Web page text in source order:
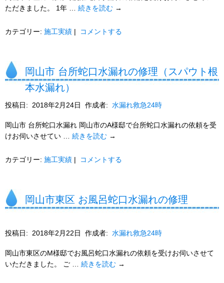
ただきました。 1年 … 続きを読む →
カテゴリー: 施工実績 | コメントする
岡山市 台所蛇口水漏れの修理（スパウト根
本水漏れ）
投稿日: 2018年2月24日 作成者: 水漏れ救急24時
岡山市 台所蛇口水漏れ 岡山市のA様邸で台所蛇口水漏れの依頼を受
けお伺いさせてい … 続きを読む →
カテゴリー: 施工実績 | コメントする
岡山市東区 お風呂蛇口水漏れの修理
投稿日: 2018年2月22日 作成者: 水漏れ救急24時
岡山市東区のM様邸でお風呂蛇口水漏れの依頼を受けお伺いさせて
いただきました。 ご … 続きを読む →